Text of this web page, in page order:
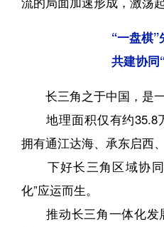
“一盘棋
共建协同
长三角之于中国，是一
地理面积仅有约35.8
拥有通江达海、承东启西
下好长三角区域协同
化”应运而生。
推动长三角一体化发